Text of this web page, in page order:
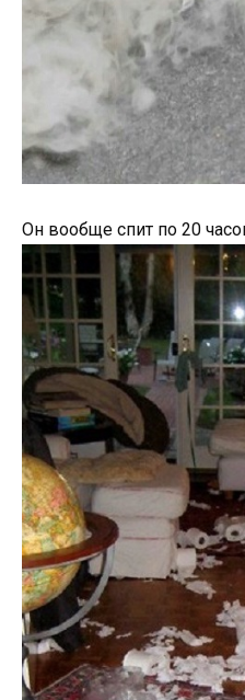
Он вообще спит по 20